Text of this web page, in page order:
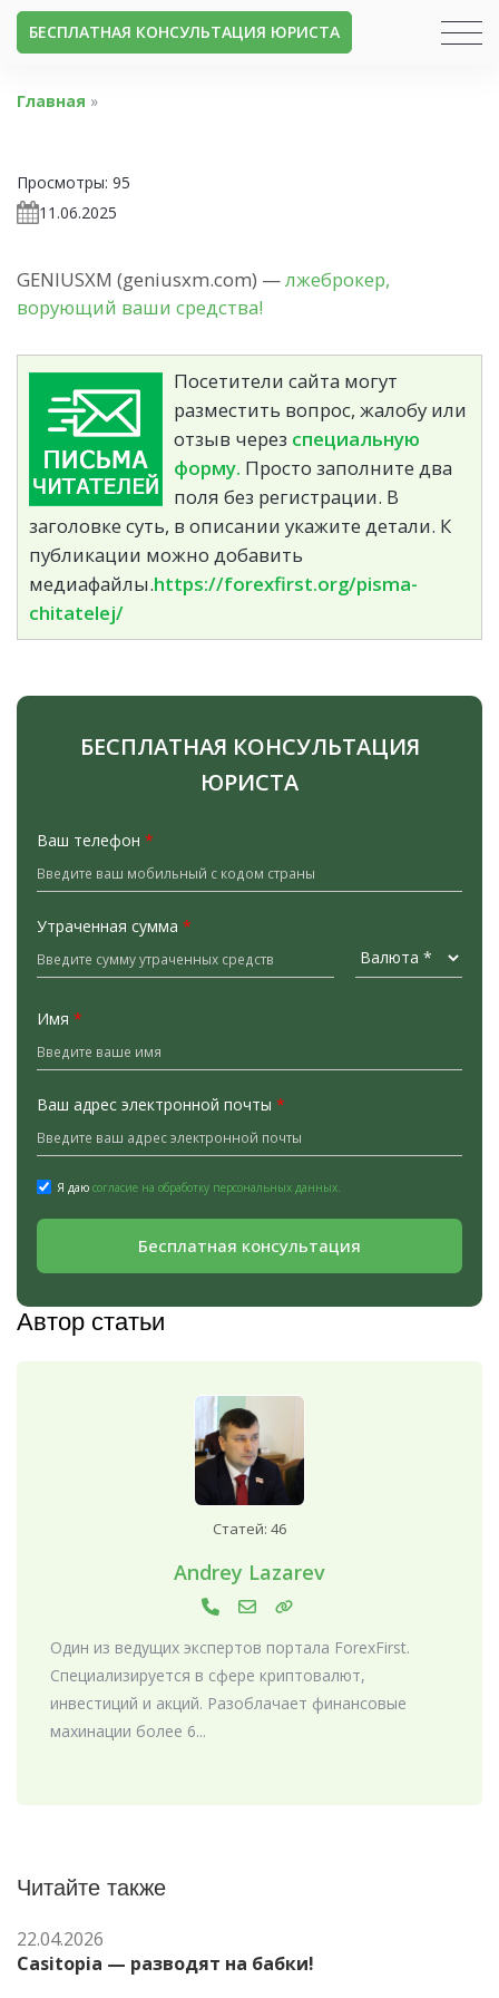
БЕСПЛАТНАЯ КОНСУЛЬТАЦИЯ ЮРИСТА
Главная »
Просмотры: 95
11.06.2025
GENIUSXM (geniusxm.com) —лжеброкер,
ворующий ваши средства!
Посетители сайта могут
разместить вопрос, жалобу или
отзыв через специальную
форму. Просто заполните два
поля без регистрации. В
заголовке суть, в описании укажите детали. К
публикации можно добавить
медиафайлы.https://forexfirst.org/pisma-
chitatelej/
БЕСПЛАТНАЯ КОНСУЛЬТАЦИЯ
ЮРИСТА
Ваш телефон *
Утраченная сумма *
Имя *
Ваш адрес электронной почты *
Я даю согласие на обработку персональных данных.
Бесплатная консультация
Автор статьи
Статей: 46
Andrey Lazarev
Один из ведущих экспертов портала ForexFirst.
Специализируется в сфере криптовалют,
инвестиций и акций. Разоблачает финансовые
махинации более 6...
Читайте также
22.04.2026
Casitopia — разводят на бабки!